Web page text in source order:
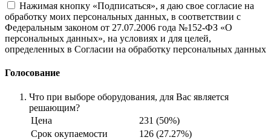
Нажимая кнопку «Подписаться», я даю свое согласие на
обработку моих персональных данных, в соответствии с
Федеральным законом от 27.07.2006 года №152-ФЗ «О
персональных данных», на условиях и для целей,
определенных в Согласии на обработку персональных данных
Голосование
Что при выборе оборудования, для Вас является
решающим?
Цена
231 (50%)
Срок окупаемости
126 (27.27%)